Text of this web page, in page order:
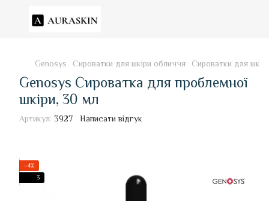
Genosys Сироватки для шкіри обличчя Сироватки для
Genosys Сироватка для проблемної
шкіри, 30 мл
Артикул: 3927 Написати відгук
−4%
3